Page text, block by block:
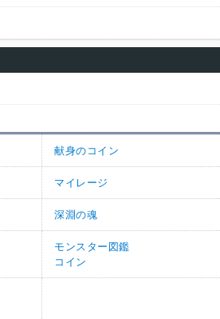
献身のコイン
マイレージ
深淵の魂
モンスター図鑑
コイン